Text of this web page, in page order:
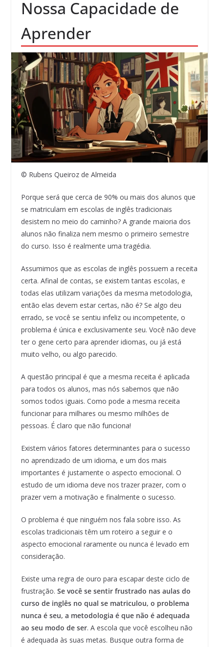
Nossa Capacidade de
Aprender
© Rubens Queiroz de Almeida
Porque será que cerca de 90% ou mais dos alunos que
se matriculam em escolas de inglês tradicionais
desistem no meio do caminho? A grande maioria dos
alunos não finaliza nem mesmo o primeiro semestre
do curso. Isso é realmente uma tragédia.
Assumimos que as escolas de inglês possuem a receita
certa. Afinal de contas, se existem tantas escolas, e
todas elas utilizam variações da mesma metodologia,
então elas devem estar certas, não é? Se algo deu
errado, se você se sentiu infeliz ou incompetente, o
problema é única e exclusivamente seu. Você não deve
ter o gene certo para aprender idiomas, ou já está
muito velho, ou algo parecido.
A questão principal é que a mesma receita é aplicada
para todos os alunos, mas nós sabemos que não
somos todos iguais. Como pode a mesma receita
funcionar para milhares ou mesmo milhões de
pessoas. É claro que não funciona!
Existem vários fatores determinantes para o sucesso
no aprendizado de um idioma, e um dos mais
importantes é justamente o aspecto emocional. O
estudo de um idioma deve nos trazer prazer, com o
prazer vem a motivação e finalmente o sucesso.
O problema é que ninguém nos fala sobre isso. As
escolas tradicionais têm um roteiro a seguir e o
aspecto emocional raramente ou nunca é levado em
consideração.
Existe uma regra de ouro para escapar deste ciclo de
frustração. Se você se sentir frustrado nas aulas do
curso de inglês no qual se matriculou, o problema
nunca é seu, a metodologia é que não é adequada
ao seu modo de ser. A escola que você escolheu não
é adequada às suas metas. Busque outra forma de